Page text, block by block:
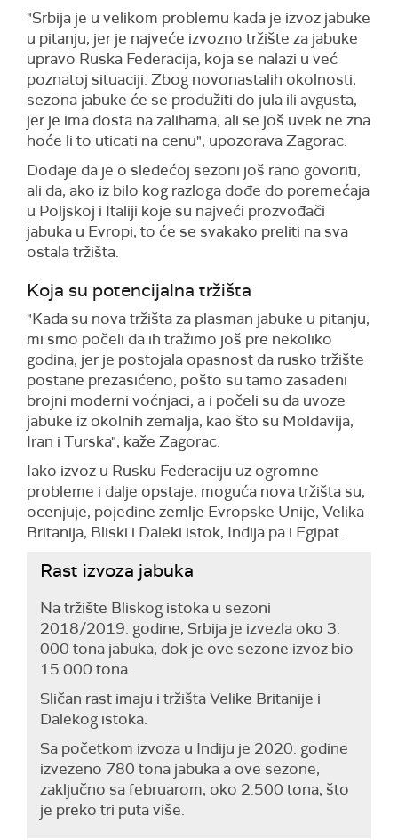
"Srbija je u velikom problemu kada je izvoz jabuke
u pitanju, jer je najveće izvozno tržište za jabuke
upravo Ruska Federacija, koja se nalazi u već
poznatoj situaciji. Zbog novonastalih okolnosti,
sezona jabuke će se produžiti do jula ili avgusta,
jer je ima dosta na zalihama, ali se još uvek ne zna
hoće li to uticati na cenu", upozorava Zagorac.
Dodaje da je o sledećoj sezoni još rano govoriti,
ali da, ako iz bilo kog razloga dođe do poremećaja
u Poljskoj i Italiji koje su najveći prozvođači
jabuka u Evropi, to će se svakako preliti na sva
ostala tržišta.
Koja su potencijalna tržišta
"Kada su nova tržišta za plasman jabuke u pitanju,
mi smo počeli da ih tražimo još pre nekoliko
godina, jer je postojala opasnost da rusko tržište
postane prezasićeno, pošto su tamo zasađeni
brojni moderni voćnjaci, a i počeli su da uvoze
jabuke iz okolnih zemalja, kao što su Moldavija,
Iran i Turska", kaže Zagorac.
Iako izvoz u Rusku Federaciju uz ogromne
probleme i dalje opstaje, moguća nova tržišta su,
ocenjuje, pojedine zemlje Evropske Unije, Velika
Britanija, Bliski i Daleki istok, Indija pa i Egipat.
Rast izvoza jabuka
Na tržište Bliskog istoka u sezoni
2018/2019. godine, Srbija je izvezla oko 3.
000 tona jabuka, dok je ove sezone izvoz bio
15.000 tona.
Sličan rast imaju i tržišta Velike Britanije i
Dalekog istoka.
Sa početkom izvoza u Indiju je 2020. godine
izvezeno 780 tona jabuka a ove sezone,
zaključno sa februarom, oko 2.500 tona, što
je preko tri puta više.